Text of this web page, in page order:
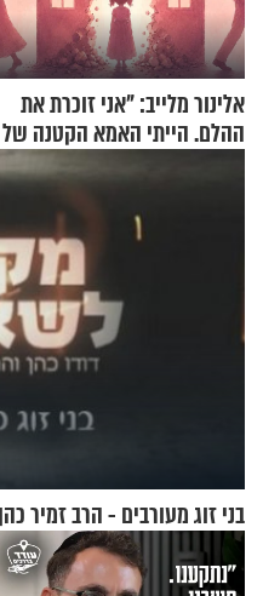
אלינור מלייב: "אני זוכרת את
ההלם. הייתי האמא הקטנה של
בני זוג מעורבים - הרב זמיר כהן